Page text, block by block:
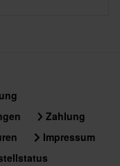
Zahlung
Impressum